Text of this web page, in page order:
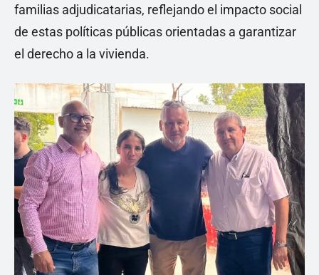
familias adjudicatarias, reflejando el impacto social
de estas políticas públicas orientadas a garantizar
el derecho a la vivienda.